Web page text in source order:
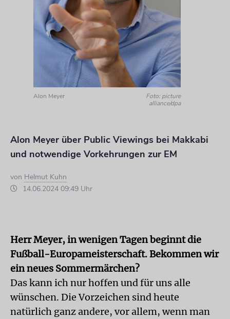
Alon Meyer
Foto: picture
alliance/dpa
Alon Meyer über Public Viewings bei Makkabi
und notwendige Vorkehrungen zur EM
von Helmut Kuhn
14.06.2024 09:49 Uhr
Herr Meyer, in wenigen Tagen beginnt die
Fußball-Europameisterschaft. Bekommen wir
ein neues Sommermärchen?
Das kann ich nur hoffen und für uns alle
wünschen. Die Vorzeichen sind heute
natürlich ganz andere, vor allem, wenn man